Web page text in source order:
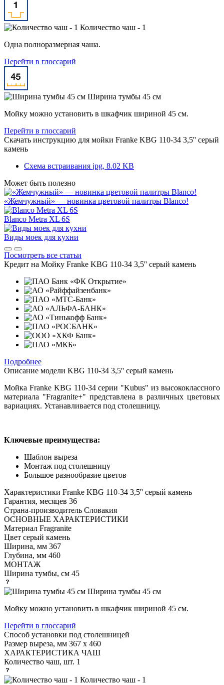
Количество чаш - 1
Одна полноразмерная чаша.
Перейти в глоссарий
Ширина тумбы 45 см
Мойку можно установить в шкафчик шириной 45 см.
Перейти в глоссарий
Скачать инструкцию для мойки Franke KBG 110-34 3,5'' серый
камень
Схема встраивания jpg, 8.02 KB
Может быть полезно
«Жемчужный» — новинка цветовой палитры Blanco!
Blanco Metra XL 6S
Виды моек для кухни
Посмотреть все статьи
Кредит на Мойку Franke KBG 110-34 3,5'' серый камень
Подробнее
Описание модели KBG 110-34 3,5'' серый камень
Мойка Franke KBG 110-34 серии "Kubus" из высококлассного
материала "Fragranite+" представлена в различных цветовых
вариациях. Устанавливается под столешницу.
Ключевые преимущества:
Шаблон выреза
Монтаж под столешницу
Большое разнообразие цветов
Характеристики Franke KBG 110-34 3,5'' серый камень
Гарантия, месяцев 36
Страна-производитель Словакия
ОСНОВНЫЕ ХАРАКТЕРИСТИКИ
Материал Fragranite
Цвет серый камень
Ширина, мм 367
Глубина, мм 460
МОНТАЖ
Ширина тумбы, см 45
Ширина тумбы 45 см
Мойку можно установить в шкафчик шириной 45 см.
Перейти в глоссарий
Способ установки под столешницей
Размер выреза, мм 367 х 460
ХАРАКТЕРИСТИКА ЧАШ
Количество чаш, шт. 1
Количество чаш - 1